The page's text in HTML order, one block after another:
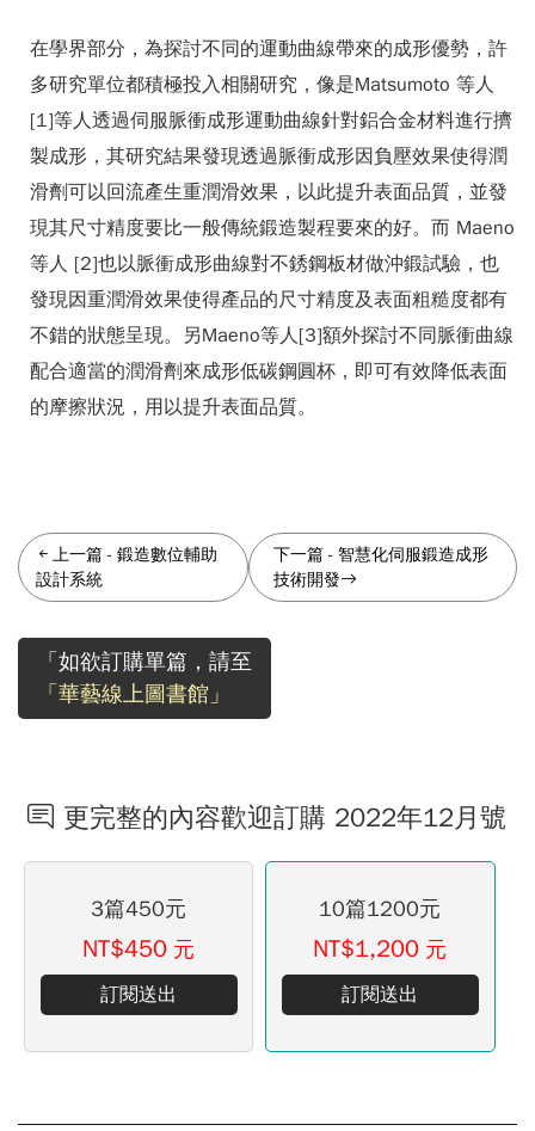
在學界部分，為探討不同的運動曲線帶來的成形優勢，許
多研究單位都積極投入相關研究，像是Matsumoto 等人
[1]等人透過伺服脈衝成形運動曲線針對鋁合金材料進行擠
製成形，其研究結果發現透過脈衝成形因負壓效果使得潤
滑劑可以回流產生重潤滑效果，以此提升表面品質，並發
現其尺寸精度要比一般傳統鍛造製程要來的好。而 Maeno
等人 [2]也以脈衝成形曲線對不銹鋼板材做沖鍛試驗，也
發現因重潤滑效果使得產品的尺寸精度及表面粗糙度都有
不錯的狀態呈現。另Maeno等人[3]額外探討不同脈衝曲線
配合適當的潤滑劑來成形低碳鋼圓杯，即可有效降低表面
的摩擦狀況，用以提升表面品質。
上一篇 - 鍛造數位輔助
設計系統
下一篇 -智慧化伺服鍛造成形
技術開發
「如欲訂購單篇，請至
「華藝線上圖書館」
更完整的內容歡迎訂購 2022年12月號
3篇450元
NT$450 元
訂閱送出
10篇1200元
NT$1,200 元
訂閱送出